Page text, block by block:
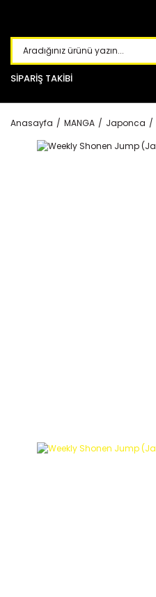
SİPARİŞ TAKİBİ
Anasayfa MANGA Japonca